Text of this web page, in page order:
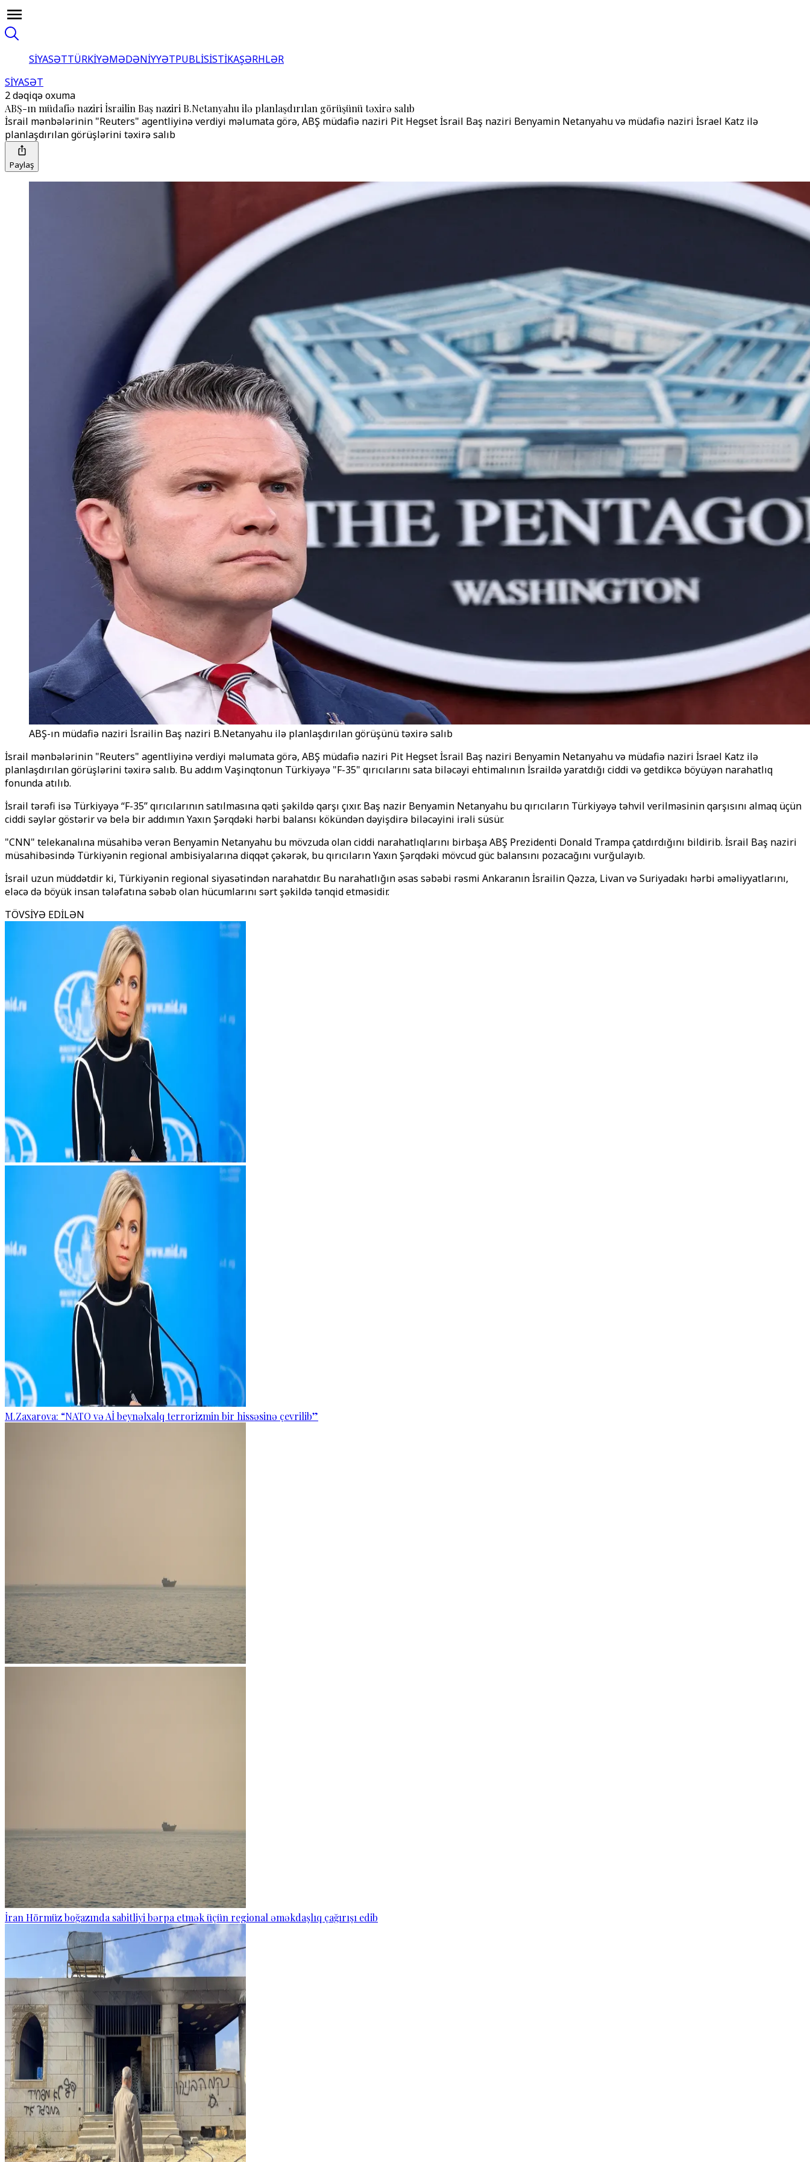
SİYASƏTTÜRKİYƏMƏDƏNİYYƏTPUBLİSİSTİKAŞƏRHLƏR
SİYASƏT
2 dəqiqə oxuma
ABŞ-ın müdafiə naziri İsrailin Baş naziri B.Netanyahu ilə planlaşdırılan görüşünü təxirə salıb
İsrail mənbələrinin "Reuters" agentliyinə verdiyi məlumata görə, ABŞ müdafiə naziri Pit Hegset İsrail Baş naziri Benyamin Netanyahu və müdafiə naziri İsrael Katz ilə
planlaşdırılan görüşlərini təxirə salıb
Paylaş
ABŞ-ın müdafiə naziri İsrailin Baş naziri B.Netanyahu ilə planlaşdırılan görüşünü təxirə salıb
İsrail mənbələrinin "Reuters" agentliyinə verdiyi məlumata görə, ABŞ müdafiə naziri Pit Hegset İsrail Baş naziri Benyamin Netanyahu və müdafiə naziri İsrael Katz ilə
planlaşdırılan görüşlərini təxirə salıb. Bu addım Vaşinqtonun Türkiyəyə "F-35" qırıcılarını sata biləcəyi ehtimalının İsraildə yaratdığı ciddi və getdikcə böyüyən narahatlıq
fonunda atılıb.
İsrail tərəfi isə Türkiyəyə ‘‘F-35’’ qırıcılarının satılmasına qəti şəkildə qarşı çıxır. Baş nazir Benyamin Netanyahu bu qırıcıların Türkiyəyə təhvil verilməsinin qarşısını almaq üçün
ciddi səylər göstərir və belə bir addımın Yaxın Şərqdəki hərbi balansı kökündən dəyişdirə biləcəyini irəli süsür.
"CNN" telekanalına müsahibə verən Benyamin Netanyahu bu mövzuda olan ciddi narahatlıqlarını birbaşa ABŞ Prezidenti Donald Trampa çatdırdığını bildirib. İsrail Baş naziri
müsahibəsində Türkiyənin regional ambisiyalarına diqqət çəkərək, bu qırıcıların Yaxın Şərqdəki mövcud güc balansını pozacağını vurğulayıb.
İsrail uzun müddətdir ki, Türkiyənin regional siyasətindən narahatdır. Bu narahatlığın əsas səbəbi rəsmi Ankaranın İsrailin Qəzza, Livan və Suriyadakı hərbi əməliyyatlarını,
eləcə də böyük insan tələfatına səbəb olan hücumlarını sərt şəkildə tənqid etməsidir.
TÖVSİYƏ EDİLƏN
M.Zaxarova: “NATO və Aİ beynəlxalq terrorizmin bir hissəsinə çevrilib”
İran Hörmüz boğazında sabitliyi bərpa etmək üçün regional əməkdaşlıq çağırışı edib